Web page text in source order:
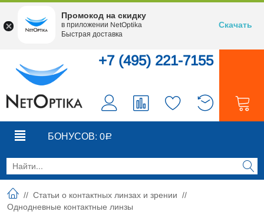
+7 (495) 221-7155
БОНУСОВ: 0Р
// Статьи о контактных линзах и зрении //
Однодневные контактные линзы
Промокод на скидку
в приложении NetOptika
Быстрая доставка
Скачать